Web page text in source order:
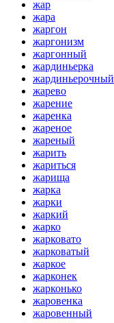
жар
жара
жаргон
жаргонизм
жаргонный
жардиньерка
жардиньерочный
жарево
жарение
жаренка
жареное
жареный
жарить
жариться
жарища
жарка
жарки
жаркий
жарко
жарковато
жарковатый
жаркое
жарконек
жарконько
жаровенка
жаровенный